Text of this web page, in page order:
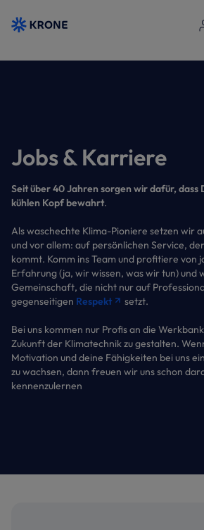
Zum Hauptinhalt springen
Jobs & Karriere
Seit über 40 Jahren sorgen wir dafür, dass
kühlen Kopf bewahrt.
Als waschechte Klima-Pioniere setzen wir
und vor allem: auf persönlichen Service,
kommt. Komm ins Team und profitiere von
Erfahrung (ja, wir wissen, was wir tun) und
Gemeinschaft, die nicht nur auf
gegenseitigen Respekt setzt.
Bei uns kommen nur Profis an die
Zukunft der Klimatechnik zu gestalten.
Motivation und deine Fähigkeiten bei uns
zu wachsen, dann freuen wir uns schon
kennenzulernen